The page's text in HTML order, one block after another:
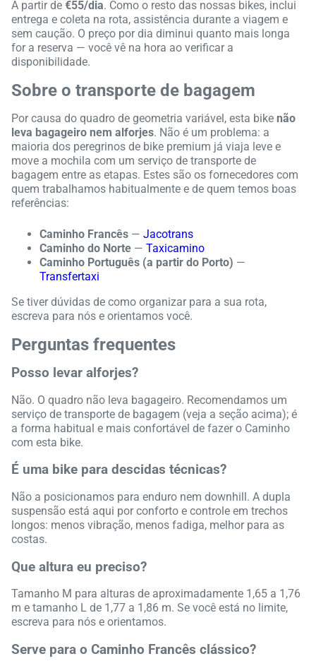
A partir de €55/dia. Como o resto das nossas bikes, inclui
entrega e coleta na rota, assistência durante a viagem e
sem caução. O preço por dia diminui quanto mais longa
for a reserva — você vê na hora ao verificar a
disponibilidade.
Sobre o transporte de bagagem
Por causa do quadro de geometria variável, esta bike não
leva bagageiro nem alforjes. Não é um problema: a
maioria dos peregrinos de bike premium já viaja leve e
move a mochila com um serviço de transporte de
bagagem entre as etapas. Estes são os fornecedores com
quem trabalhamos habitualmente e de quem temos boas
referências:
Caminho Francês — Jacotrans
Caminho do Norte — Taxicamino
Caminho Português (a partir do Porto) —
Transfertaxi
Se tiver dúvidas de como organizar para a sua rota,
escreva para nós e orientamos você.
Perguntas frequentes
Posso levar alforjes?
Não. O quadro não leva bagageiro. Recomendamos um
serviço de transporte de bagagem (veja a seção acima); é
a forma habitual e mais confortável de fazer o Caminho
com esta bike.
É uma bike para descidas técnicas?
Não a posicionamos para enduro nem downhill. A dupla
suspensão está aqui por conforto e controle em trechos
longos: menos vibração, menos fadiga, melhor para as
costas.
Que altura eu preciso?
Tamanho M para alturas de aproximadamente 1,65 a 1,76
m e tamanho L de 1,77 a 1,86 m. Se você está no limite,
escreva para nós e orientamos.
Serve para o Caminho Francês clássico?